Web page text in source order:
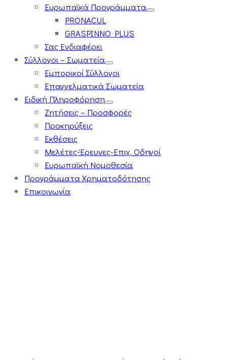
Ευρωπαϊκά Προγράμματα
PRONACUL
GRASPINNO PLUS
Σας Ενδιαφέρει
Σύλλογοι – Σωματεία
Εμπορικοί Σύλλογοι
Επαγγελματικά Σωματεία
Ειδική Πληροφόρηση
Ζητήσεις – Προσφορές
Προκηρύξεις
Εκθέσεις
Μελέτες-Έρευνες-Επιχ. Οδηγοί
Ευρωπαϊκή Νομοθεσία
Προγράμματα Χρηματοδότησης
Επικοινωνία